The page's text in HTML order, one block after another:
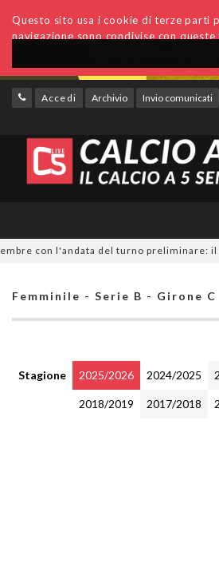
Questo sito usa i cookie di terze parti
navigazione sono condivise con
Accedi Archivio Invio comunicati
con l'andata del turno preliminare: il
Femminile - Serie B - Girone C
Stagione 2025/2026 2024/2025
2018/2019 2017/2018